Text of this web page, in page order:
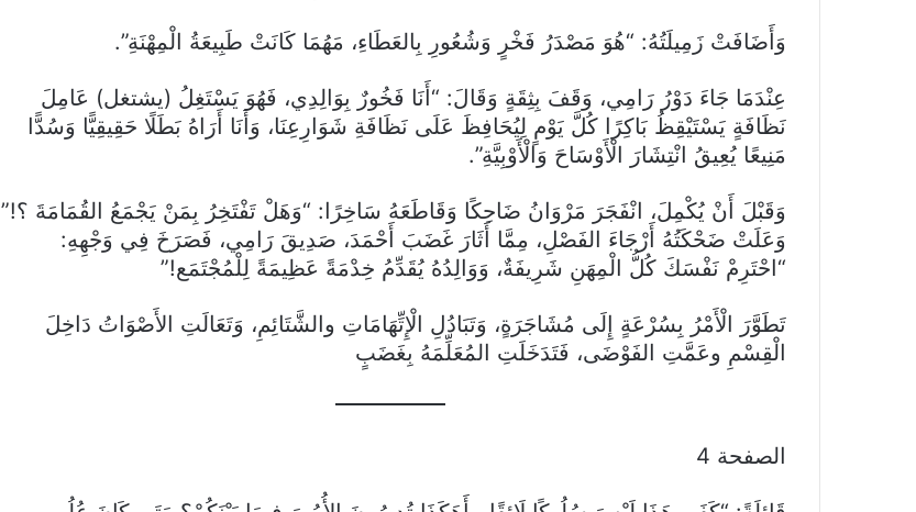
وَأَضَافَتْ زَمِيلَتُهُ: “هُوَ مَصْدَرُ فَخْرٍ وَشُعُورِ بِالعَطَاءِ، مَهُمَا كَانَتْ طَبِيعَةُ الْمِهْنَةِ”.
عِنْدَمَا جَاءَ دَوْرُ رَامِي، وَقَفَ بِثِقَةٍ وَقَالَ: “أَنَا فَخُورٌ بِوَالِدِي، فَهُوَ يَسْتَغِلُ (يشتغل) عَامِلَ
نَظَافَةٍ يَسْتَيْقِظُ بَاكِرًا كُلَّ يَوْمٍ لِيُحَافِظَ عَلَى نَظَافَةِ شَوَارِعِنَا، وَأَنَا أَرَاهُ بَطَلًا حَقِيقِيًّا وَسُدًّا
مَنِيعًا يُعِيقُ انْتِشَارَ الْأَوْسَاحَ وَالْأَوْبِيَّةِ”.
وَقَبْلَ أَنْ يُكْمِلَ، انْفَجَرَ مَرْوَانُ ضَاحِكًا وَقَاطَعَهُ سَاخِرًا: “وَهَلْ تَفْتَخِرُ بِمَنْ يَجْمَعُ القُمَامَةَ ؟!”
وَعَلَتْ ضَحْكَتُهُ أَرْجَاءَ الفَصْلِ، مِمَّا أَثَارَ غَضَبَ أَحْمَدَ، صَدِيقَ رَامِي، فَصَرَخَ فِي وَجْهِهِ:
“احْتَرِمْ نَفْسَكَ كُلُّ الْمِهَنِ شَرِيفَةٌ، وَوَالِدُهُ يُقَدِّمُ خِدْمَةً عَظِيمَةً لِلْمُجْتَمَع!”
تَطَوَّرَ الْأَمْرُ بِسُرْعَةٍ إِلَى مُشَاجَرَةٍ، وَتَبَادُلِ الْإِتِّهَامَاتِ والشَّتَائِمِ، وَتَعَالَتِ الأَصْوَاتُ دَاخِلَ
الْقِسْمِ وعَمَّتِ الفَوْضَى، فَتَدَخَلَتِ المُعَلِّمَهُ بِغَضَبٍ
الصفحة 4